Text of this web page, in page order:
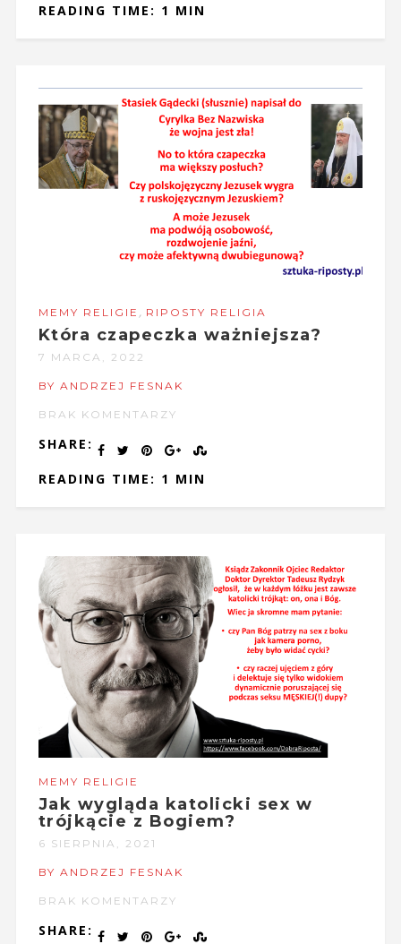
READING TIME: 1 MIN
MEMY RELIGIE , RIPOSTY RELIGIA
Która czapeczka ważniejsza?
7 MARCA, 2022
BY ANDRZEJ FESNAK
BRAK KOMENTARZY
SHARE:
READING TIME: 1 MIN
MEMY RELIGIE
Jak wygląda katolicki sex w
trójkącie z Bogiem?
6 SIERPNIA, 2021
BY ANDRZEJ FESNAK
BRAK KOMENTARZY
SHARE: